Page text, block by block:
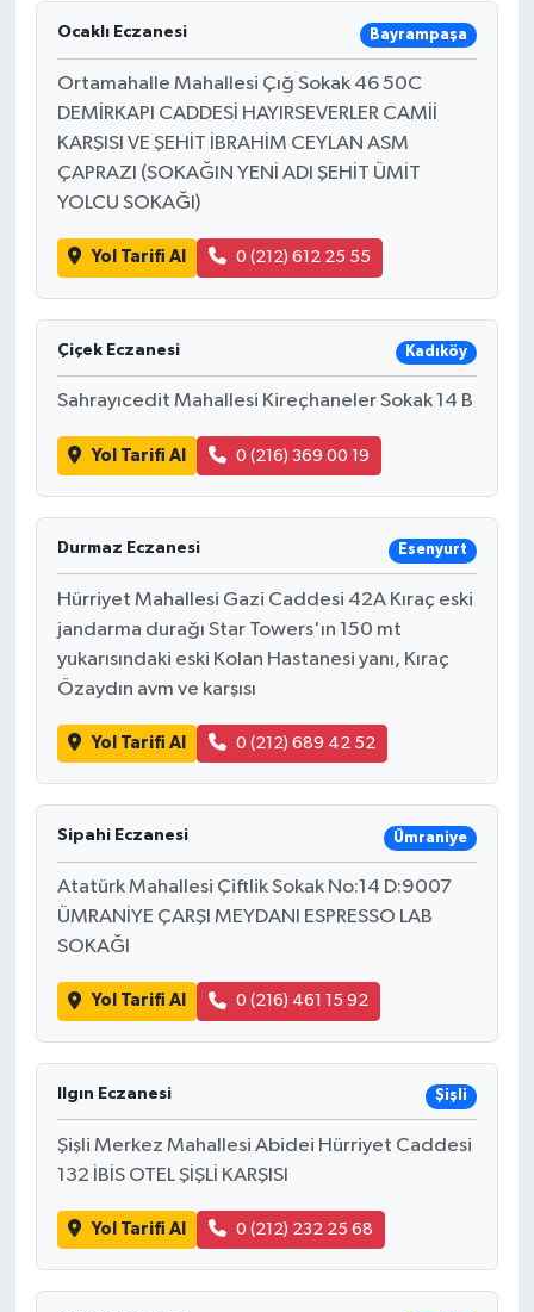
Ocaklı Eczanesi Bayrampaşa
Ortamahalle Mahallesi Çığ Sokak 46 50C
DEMİRKAPI CADDESİ HAYIRSEVERLER CAMİİ
KARŞISI VE ŞEHİT İBRAHİM CEYLAN ASM
ÇAPRAZI (SOKAĞIN YENİ ADI ŞEHİT ÜMİT
YOLCU SOKAĞI)
Yol Tarifi Al 0 (212) 612 25 55
Çiçek Eczanesi Kadıköy
Sahrayıcedit Mahallesi Kireçhaneler Sokak 14 B
Yol Tarifi Al 0 (216) 369 00 19
Durmaz Eczanesi Esenyurt
Hürriyet Mahallesi Gazi Caddesi 42A Kıraç eski
jandarma durağı Star Towers'ın 150 mt
yukarısındaki eski Kolan Hastanesi yanı, Kıraç
Özaydın avm ve karşısı
Yol Tarifi Al 0 (212) 689 42 52
Sipahi Eczanesi Ümraniye
Atatürk Mahallesi Çiftlik Sokak No:14 D:9007
ÜMRANİYE ÇARŞI MEYDANI ESPRESSO LAB
SOKAĞI
Yol Tarifi Al 0 (216) 461 15 92
Ilgın Eczanesi Şişli
Şişli Merkez Mahallesi Abidei Hürriyet Caddesi
132 İBİS OTEL ŞİŞLİ KARŞISI
Yol Tarifi Al 0 (212) 232 25 68